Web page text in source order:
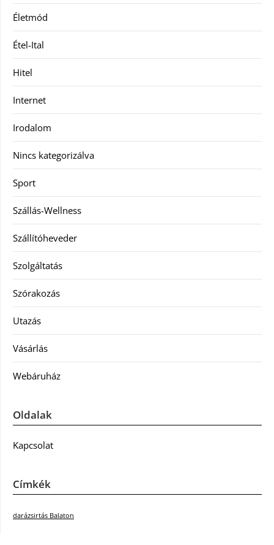
Életmód
Étel-Ital
Hitel
Internet
Irodalom
Nincs kategorizálva
Sport
Szállás-Wellness
Szállítóheveder
Szolgáltatás
Szórakozás
Utazás
Vásárlás
Webáruház
Oldalak
Kapcsolat
Címkék
darázsirtás Balaton